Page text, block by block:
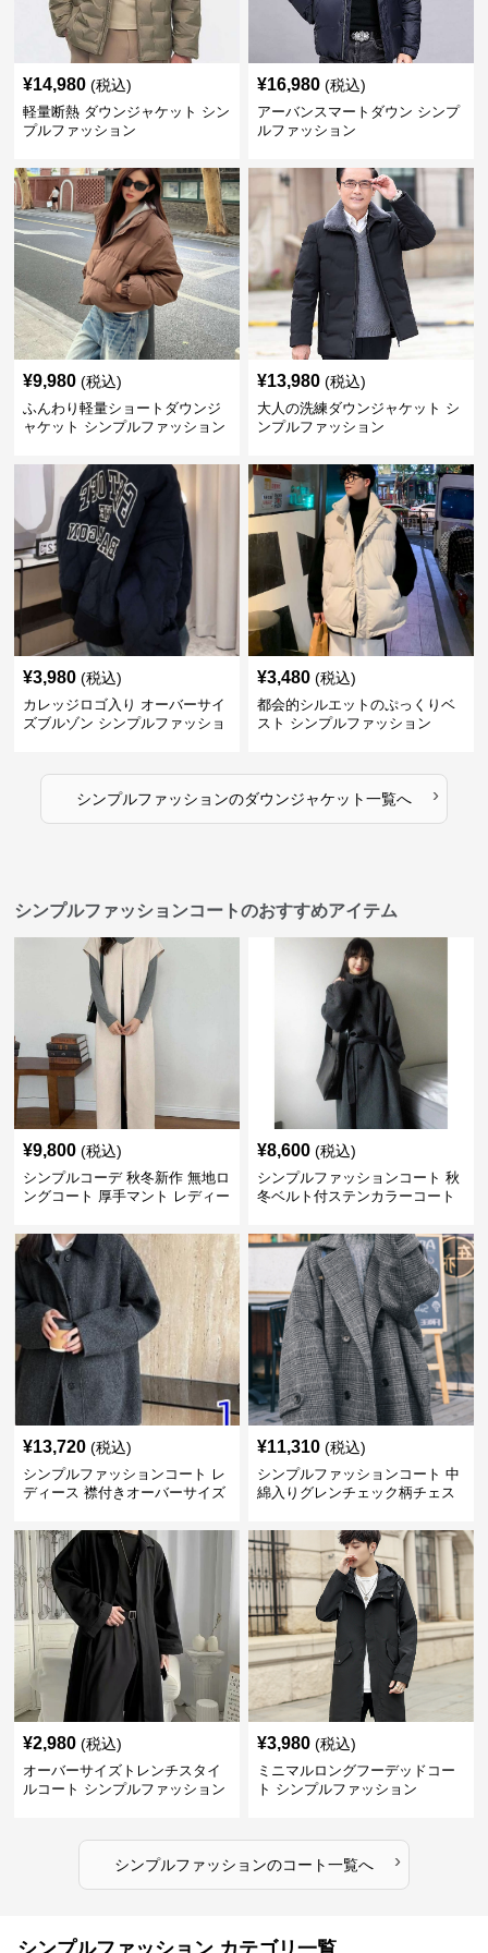
¥14,980 (税込)
軽量断熱 ダウンジャケット シン
プルファッション
¥16,980 (税込)
アーバンスマートダウン シンプ
ルファッション
¥9,980 (税込)
ふんわり軽量ショートダウンジ
ャケット シンプルファッション
¥13,980 (税込)
大人の洗練ダウンジャケット シ
ンプルファッション
¥3,980 (税込)
カレッジロゴ入り オーバーサイ
ズブルゾン シンプルファッショ
¥3,480 (税込)
都会的シルエットのぷっくりベ
スト シンプルファッション
シンプルファッションのダウンジャケット一覧へ ›
シンプルファッションコートのおすすめアイテム
¥9,800 (税込)
シンプルコーデ 秋冬新作 無地ロ
ングコート 厚手マント レディー
¥8,600 (税込)
シンプルファッションコート 秋
冬ベルト付ステンカラーコート
¥13,720 (税込)
シンプルファッションコート レ
ディース 襟付きオーバーサイズ
¥11,310 (税込)
シンプルファッションコート 中
綿入りグレンチェック柄チェス
¥2,980 (税込)
オーバーサイズトレンチスタイ
ルコート シンプルファッション
¥3,980 (税込)
ミニマルロングフーデッドコー
ト シンプルファッション
シンプルファッションのコート一覧へ ›
シンプルファッション カテゴリ一覧